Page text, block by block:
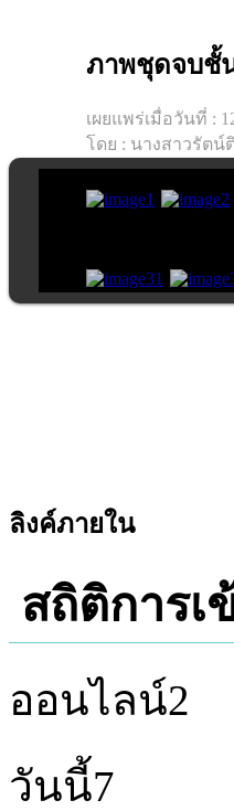
ภาพชุดจบชั้
เผยแพร่เมื่อวันที่ :
โดย : นางสาวรัตน์
ลิงค์ภายใน
สถิติการเ
ออนไลน์2
วันนี้7